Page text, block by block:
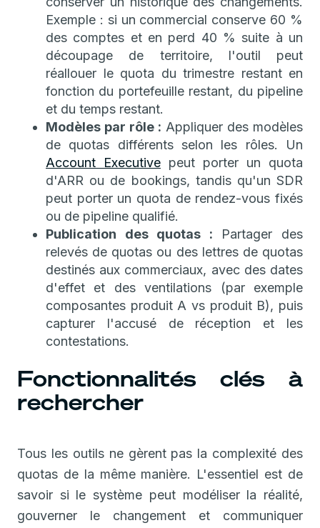
Exemple : si un commercial conserve 60 %
des comptes et en perd 40 % suite à un
découpage de territoire, l'outil peut
réallouer le quota du trimestre restant en
fonction du portefeuille restant, du pipeline
et du temps restant.
Modèles par rôle : Appliquer des modèles
de quotas différents selon les rôles. Un
Account Executive peut porter un quota
d'ARR ou de bookings, tandis qu'un SDR
peut porter un quota de rendez-vous fixés
ou de pipeline qualifié.
Publication des quotas : Partager des
relevés de quotas ou des lettres de quotas
destinés aux commerciaux, avec des dates
d'effet et des ventilations (par exemple
composantes produit A vs produit B), puis
capturer l'accusé de réception et les
contestations.
Fonctionnalités clés à
rechercher
Tous les outils ne gèrent pas la complexité des
quotas de la même manière. L'essentiel est de
savoir si le système peut modéliser la réalité,
gouverner le changement et communiquer